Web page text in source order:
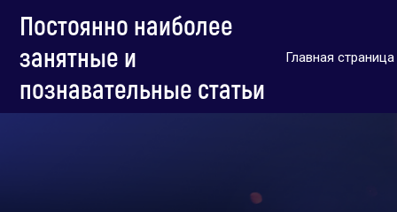
Постоянно наиболее
занятные и
познавательные статьи
Главная страница